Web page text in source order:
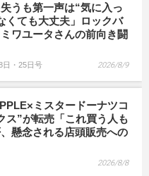
うも第一声は“気に入っ
くても大丈夫」ロックバ
ワユータさんの前向き闘
日・25日号 2026/8/9
ミスタードーナツコ
ス”が転売「これ買う人も
懸念される店頭販売への
2026/8/8